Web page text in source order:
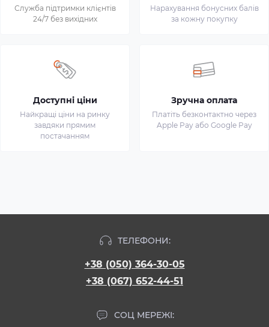
Служба підтримки клієнтів
24/7 без вихідних
Нарахування бонусних балів
за кожну покупку
Доступні ціни
Найкращі ціни на ринку
завдяки прямим
постачанням
Зручна оплата
Платіть безконтактно через
Apple Pay або Google Pay
ТЕЛЕФОНИ:
+38 (050) 364-30-05
+38 (067) 652-44-51
СОЦ МЕРЕЖІ: